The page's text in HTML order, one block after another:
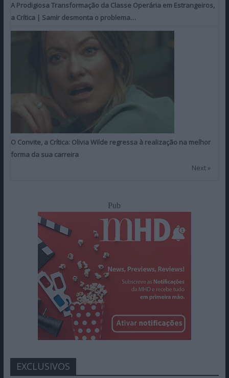
A Prodigiosa Transformação da Classe Operária em Estrangeiros,
a Crítica | Samir desmonta o problema…
O Convite, a Crítica: Olivia Wilde regressa à realização na melhor
forma da sua carreira
Next »
Pub
EXCLUSIVOS